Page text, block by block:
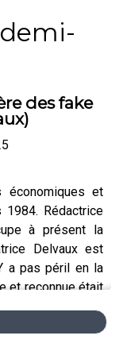
des fake
économiques et
Rédactrice
à présent la
Delvaux est
a pas péril en la
et reconnue était
Hainaut Seniors
nous de la